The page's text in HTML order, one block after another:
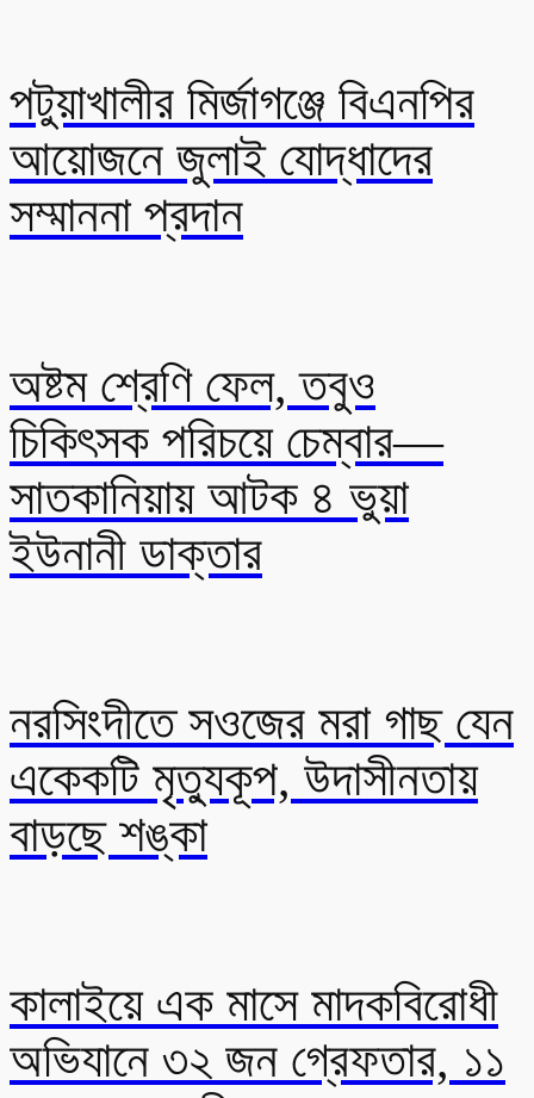
পটুয়াখালীর মির্জাগঞ্জে বিএনপির
আয়োজনে জুলাই যোদ্ধাদের
সম্মাননা প্রদান
অষ্টম শ্রেণি ফেল, তবুও
চিকিৎসক পরিচয়ে চেম্বার—
সাতকানিয়ায় আটক ৪ ভুয়া
ইউনানী ডাক্তার
নরসিংদীতে সওজের মরা গাছ যেন
একেকটি মৃত্যুকূপ, উদাসীনতায়
বাড়ছে শঙ্কা
কালাইয়ে এক মাসে মাদকবিরোধী
অভিযানে ৩২ জন গ্রেফতার, ১১